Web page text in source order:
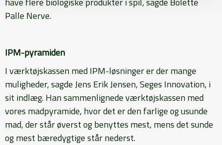
Palle Nerve.
IPM-pyramiden
I værktøjskassen med IPM-løsninger er der mange
muligheder, sagde Jens Erik Jensen, Seges Innovation, i
sit indlæg. Han sammenlignede værktøjskassen med
vores madpyramide, hvor det er den farlige og usunde
mad, der står øverst og benyttes mest, mens det sunde
og mest bæredygtige står nederst.